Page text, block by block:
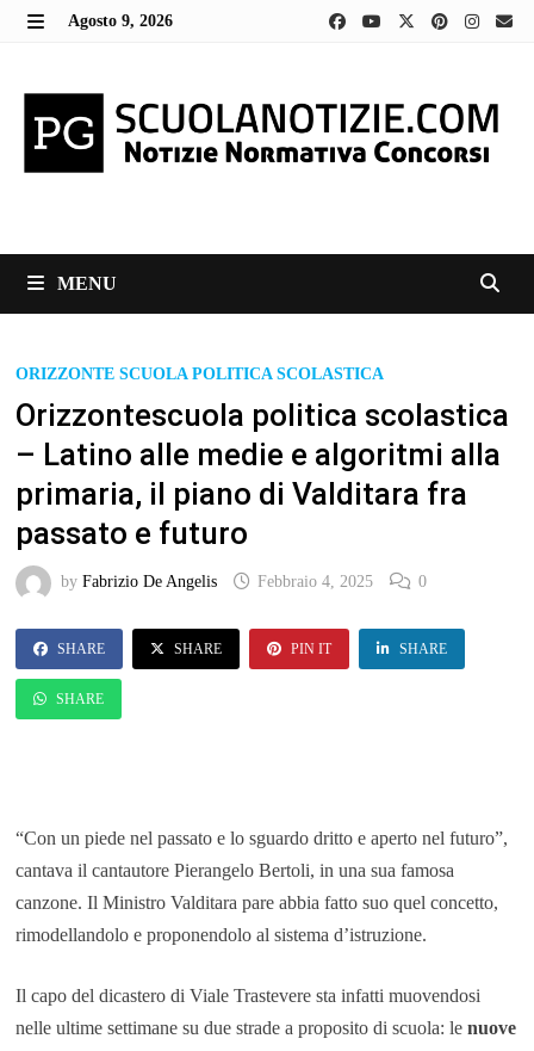
Skip
Agosto 9, 2026
MENU
ORIZZONTE SCUOLA POLITICA SCOLASTICA
Orizzontescuola politica scolastica
– Latino alle medie e algoritmi alla
primaria, il piano di Valditara fra
passato e futuro
by Fabrizio De Angelis Febbraio 4, 2025 0
SHARE SHARE PIN IT SHARE
SHARE
“Con un piede nel passato e lo sguardo dritto e aperto nel futuro”,
cantava il cantautore Pierangelo Bertoli, in una sua famosa
canzone. Il Ministro Valditara pare abbia fatto suo quel concetto,
rimodellandolo e proponendolo al sistema d’istruzione.
Il capo del dicastero di Viale Trastevere sta infatti muovendosi
nelle ultime settimane su due strade a proposito di scuola: le nuove